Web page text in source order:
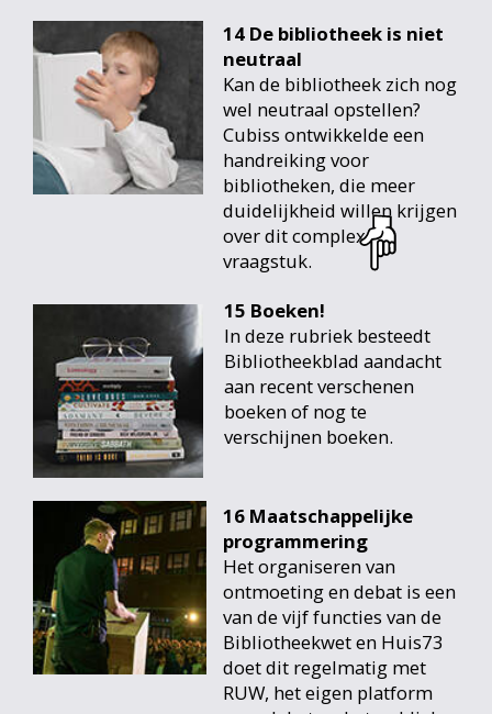
16 Maatschappelijke
programmering
Het organiseren van
ontmoeting en debat is een
van de vijf functies van de
Bibliotheekwet en Huis73
doet dit regelmatig met
RUW, het eigen platform
15 Boeken!
In deze rubriek besteedt
Bibliotheekblad aandacht
aan recent verschenen
boeken of nog te
verschijnen boeken.
14 De bibliotheek is niet
neutraal
Kan de bibliotheek zich nog
wel neutraal opstellen?
Cubiss ontwikkelde een
handreiking voor
bibliotheken, die meer
duidelijkheid willen krijgen
over dit complexe
vraagstuk.